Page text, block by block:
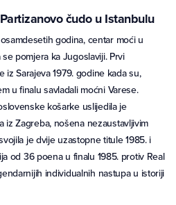
čudo u Istanbulu
godina, centar moći u
pomjera ka Jugoslaviji. Prvi
Sarajeva 1979. godine kada su,
u finalu savladali moćni Varese.
košarke uslijedila je
iz Zagreba, nošena nezaustavljivim
je dvije uzastopne titule 1985. i
od 36 poena u finalu 1985. protiv Real
individualnih nastupa u istoriji